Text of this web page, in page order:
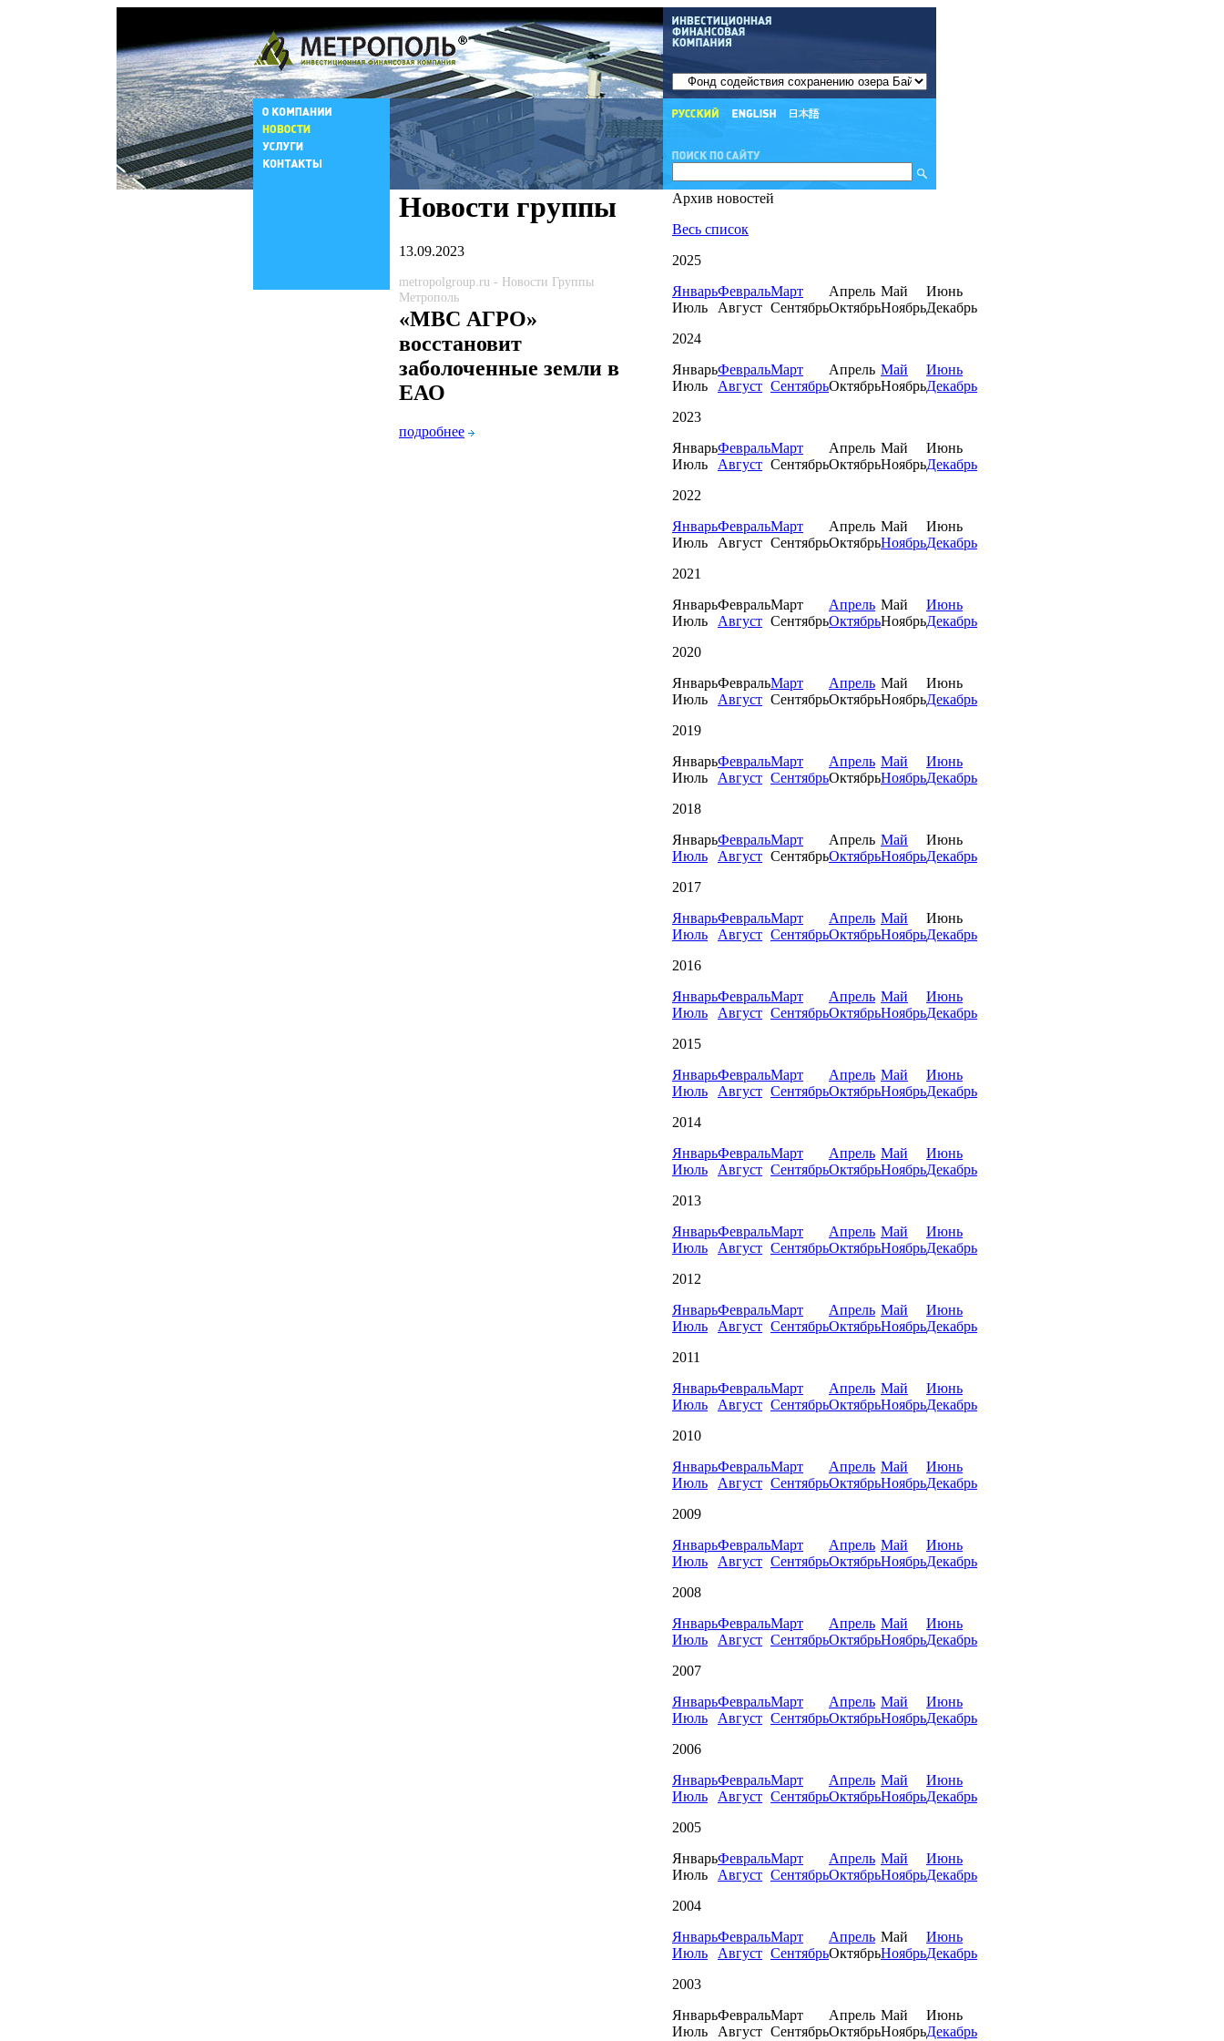
Новости группы
13.09.2023
metropolgroup.ru - Новости Группы
Метрополь
«МВС АГРО»
восстановит
заболоченные земли в
ЕАО
подробнее
Архив новостей
Весь список
2025
ЯнварьФевральМарт Апрель Май
Июнь
Июль
Август СентябрьОктябрьНоябрьДекабрь
2024
ЯнварьФевральМарт Апрель Май
Июнь
Июль
Август СентябрьОктябрьНоябрьДекабрь
2023
ЯнварьФевральМарт Апрель Май
Июнь
Июль
Август СентябрьОктябрьНоябрьДекабрь
2022
ЯнварьФевральМарт Апрель Май
Июнь
Июль
Август СентябрьОктябрьНоябрьДекабрь
2021
ЯнварьФевральМарт Апрель Май
Июнь
Июль
Август СентябрьОктябрьНоябрьДекабрь
2020
ЯнварьФевральМарт Апрель Май
Июнь
Июль
Август СентябрьОктябрьНоябрьДекабрь
2019
ЯнварьФевральМарт Апрель Май
Июнь
Июль
Август СентябрьОктябрьНоябрьДекабрь
2018
ЯнварьФевральМарт Апрель Май
Июнь
Июль
Август СентябрьОктябрьНоябрьДекабрь
2017
ЯнварьФевральМарт Апрель Май
Июнь
Июль
Август СентябрьОктябрьНоябрьДекабрь
2016
ЯнварьФевральМарт Апрель Май
Июнь
Июль
Август СентябрьОктябрьНоябрьДекабрь
2015
ЯнварьФевральМарт Апрель Май
Июнь
Июль
Август СентябрьОктябрьНоябрьДекабрь
2014
ЯнварьФевральМарт Апрель Май
Июнь
Июль
Август СентябрьОктябрьНоябрьДекабрь
2013
ЯнварьФевральМарт Апрель Май
Июнь
Июль
Август СентябрьОктябрьНоябрьДекабрь
2012
ЯнварьФевральМарт Апрель Май
Июнь
Июль
Август СентябрьОктябрьНоябрьДекабрь
2011
ЯнварьФевральМарт Апрель Май
Июнь
Июль
Август СентябрьОктябрьНоябрьДекабрь
2010
ЯнварьФевральМарт Апрель Май
Июнь
Июль
Август СентябрьОктябрьНоябрьДекабрь
2009
ЯнварьФевральМарт Апрель Май
Июнь
Июль
Август СентябрьОктябрьНоябрьДекабрь
2008
ЯнварьФевральМарт Апрель Май
Июнь
Июль
Август СентябрьОктябрьНоябрьДекабрь
2007
ЯнварьФевральМарт Апрель Май
Июнь
Июль
Август СентябрьОктябрьНоябрьДекабрь
2006
ЯнварьФевральМарт Апрель Май
Июнь
Июль
Август СентябрьОктябрьНоябрьДекабрь
2005
ЯнварьФевральМарт Апрель Май
Июнь
Июль
Август СентябрьОктябрьНоябрьДекабрь
2004
ЯнварьФевральМарт Апрель Май
Июнь
Июль
Август СентябрьОктябрьНоябрьДекабрь
2003
ЯнварьФевральМарт Апрель Май
Июнь
Июль
Август СентябрьОктябрьНоябрьДекабрь